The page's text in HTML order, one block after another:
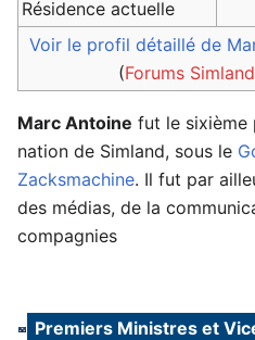
Résidence actuelle
Voir le profil détaillé de
(Forums Simland
Marc Antoine fut le sixième
nation de Simland, sous le
Zacksmachine. Il fut par
des médias, de la
compagnies
Premiers Ministres et